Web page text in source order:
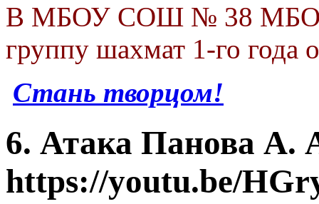
В МБОУ СОШ № 38 МБОУ
группу шахмат 1-го года
Стань творцом!
6. Атака Панова А.
https://youtu.be/